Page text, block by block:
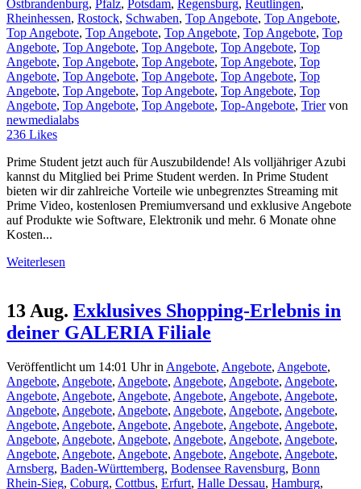
Ostbrandenburg, Pfalz, Potsdam, Regensburg, Reutlingen,
Rheinhessen, Rostock, Schwaben, Top Angebote, Top Angebote,
Top Angebote, Top Angebote, Top Angebote, Top Angebote, Top
Angebote, Top Angebote, Top Angebote, Top Angebote, Top
Angebote, Top Angebote, Top Angebote, Top Angebote, Top
Angebote, Top Angebote, Top Angebote, Top Angebote, Top
Angebote, Top Angebote, Top Angebote, Top Angebote, Top
Angebote, Top Angebote, Top Angebote, Top-Angebote, Trier von
newmedialabs
236 Likes
Prime Student jetzt auch für Auszubildende! Als volljähriger Azubi
kannst du Mitglied bei Prime Student werden. In Prime Student
bieten wir dir zahlreiche Vorteile wie unbegrenztes Streaming mit
Prime Video, kostenlosen Premiumversand und exklusive Angebote
auf Produkte wie Software, Elektronik und mehr. 6 Monate ohne
Kosten...
Weiterlesen
13 Aug. Exklusives Shopping-Erlebnis in
deiner GALERIA Filiale
Veröffentlicht um 14:01 Uhrin Angebote, Angebote, Angebote,
Angebote, Angebote, Angebote, Angebote, Angebote, Angebote,
Angebote, Angebote, Angebote, Angebote, Angebote, Angebote,
Angebote, Angebote, Angebote, Angebote, Angebote, Angebote,
Angebote, Angebote, Angebote, Angebote, Angebote, Angebote,
Angebote, Angebote, Angebote, Angebote, Angebote, Angebote,
Angebote, Angebote, Angebote, Angebote, Angebote, Angebote,
Arnsberg, Baden-Württemberg, Bodensee Ravensburg, Bonn
Rhein-Sieg, Coburg, Cottbus, Erfurt, Halle Dessau, Hamburg,